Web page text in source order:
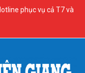
phục vụ cả T7 và